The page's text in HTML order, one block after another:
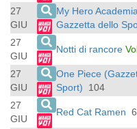
27
GIU
My Hero
Gazzetta dello
27
GIU
Notti di rancore
27
GIU
One Piece
Sport)
104
27
GIU
Red Cat Ramen 6